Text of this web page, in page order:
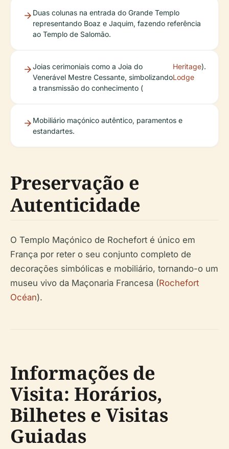
Duas colunas na entrada do Grande Templo
representando Boaz e Jaquim, fazendo referência
ao Templo de Salomão.
Joias cerimoniais como a Joia do
Venerável Mestre Cessante, simbolizando
a transmissão do conhecimento (
Heritage
Lodge
).
Mobiliário maçónico autêntico, paramentos e
estandartes.
Preservação e
Autenticidade
O Templo Maçónico de Rochefort é único em
França por reter o seu conjunto completo de
decorações simbólicas e mobiliário, tornando-o um
museu vivo da Maçonaria Francesa (Rochefort
Océan).
Informações de
Visita: Horários,
Bilhetes e Visitas
Guiadas